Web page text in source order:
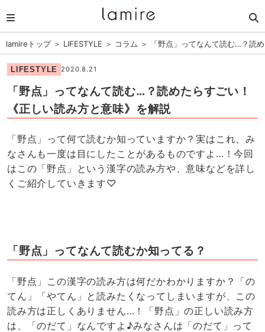
lamireトップ＞ LIFESTYLE ＞ コラム ＞ 「野点」ってなんて読む…？読
LIFESTYLE 2020.8.21
「野点」ってなんて読む…？読めたらすごい！
《正しい読み方と意味》を解説
「野点」って何て読むか知っていますか？実はこれ、み
なさんも一度は目にしたことがあるものですよ…！今回
はこの「野点」という漢字の読み方や、意味などを詳し
くご紹介していきます♡
「野点」ってなんて読むか知ってる？
「野点」この漢字の読み方は何だかわかりますか？「の
てん」「やてん」と読みたくなってしまいますが、この
読み方は正しくありません…！「野点」の正しい読み方
は、「のだて」なんですよ♪みなさんは「のだて」って